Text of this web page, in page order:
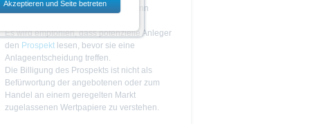
Das Produkt ist nicht einfach und kann
Es wird empfohlen, dass potenzielle Anleger
den Prospekt lesen, bevor sie eine
Anlageentscheidung treffen.
Die Billigung des Prospekts ist nicht als
Befürwortung der angebotenen oder zum
Handel an einem geregelten Markt
zugelassenen Wertpapiere zu verstehen.
jeweils ausgewählten Land
den Wertpapieren
Endgültigen
das allein verbindliche
einer Anlageentscheidung
Die Billigung des
Akzeptieren und Seite betreten